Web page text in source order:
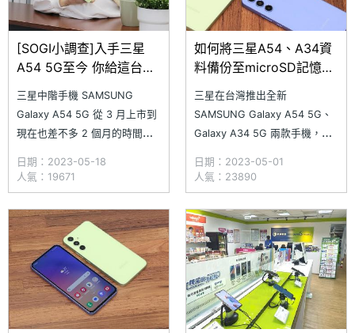
[SOGI小調查]入手三星
A54 5G至今 你給這台手
三星中階手機 SAMSUNG
Galaxy A54 5G 從 3 月上市到
現在也差不多 2 個月的時間
5G 的網友們，使用至今你對於
Galaxy A54 5G 使用的評價是
如何呢？究竟這一段時間的使
用，是讓你認為「物超所值」，
還是「後悔不已」呢？ 手機
日期：2023-05-18
人氣：19671
如何將三星A54、A34資
料備份至microSD記憶
三星在台灣推出全新
SAMSUNG Galaxy A54 5G、
Galaxy A34 5G 兩款手機，除
具備同級機種罕見的 IP67 防塵
防水，更導入 microSD 記憶卡
擴充應用，讓手機的日常實用性
大增。至於我們該如何透過
Galaxy A54 5G 與 Galaxy
日期：2023-05-01
人氣：23890